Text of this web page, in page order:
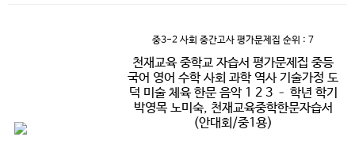
중3-2 사회 중간고사 평가문제집 순위 : 7
천재교육 중학교 자습서 평가문제집 중등
국어 영어 수학 사회 과학 역사 기술가정 도
덕 미술 체육 한문 음악 1 2 3 – 학년 학기
박영목 노미숙, 천재교육중학한문자습서
(안대회/중1용)